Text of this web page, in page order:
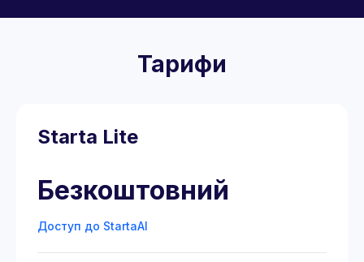
Тарифи
Starta Lite
Безкоштовний
Доступ до StartaAI